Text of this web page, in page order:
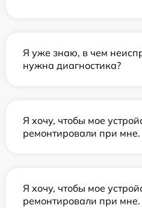
Я уже знаю, в чем
нужна диагностика?
Я хочу, чтобы мое
ремонтировали при мне.
Я хочу, чтобы мое
ремонтировали при мне.